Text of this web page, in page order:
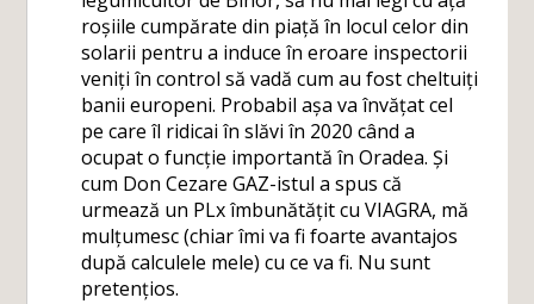
roșiile cumpărate din piață în locul celor din
solarii pentru a induce în eroare inspectorii
veniți în control să vadă cum au fost cheltuiți
banii europeni. Probabil așa va învățat cel
pe care îl ridicai în slăvi în 2020 când a
ocupat o funcție importantă în Oradea. Și
cum Don Cezare GAZ-istul a spus că
urmează un PLx îmbunătățit cu VIAGRA, mă
mulțumesc (chiar îmi va fi foarte avantajos
după calculele mele) cu ce va fi. Nu sunt
pretențios.